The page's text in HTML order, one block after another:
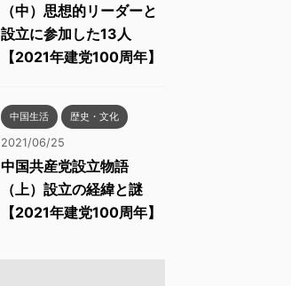
（中）思想的リーダーと
設立に参加した13人
【2021年建党100周年】
中国生活 歴史・文化
2021/06/25
中国共産党設立物語
（上）設立の経緯と謎
【2021年建党100周年】